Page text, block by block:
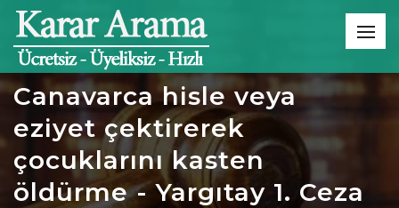
Canavarca hisle veya
eziyet çektirerek
çocuklarını kasten
öldürme - Yargıtay 1. Ceza